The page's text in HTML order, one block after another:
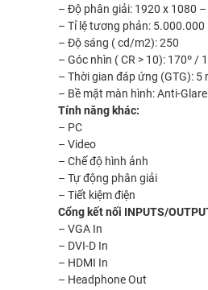
– Độ phân giải: 1920 x 1080 –
– Tỉ lệ tương phản: 5.000.000
– Độ sáng ( cd/m2): 250
– Góc nhìn ( CR > 10): 170º /
– Thời gian đáp ứng (GTG): 5
– Bề mặt màn hình: Anti-Glare
Tính năng khác:
– PC
– Video
– Chế độ hình ảnh
– Tự động phân giải
– Tiết kiệm điện
Cổng kết nối INPUTS/
– VGA In
– DVI-D In
– HDMI In
– Headphone Out